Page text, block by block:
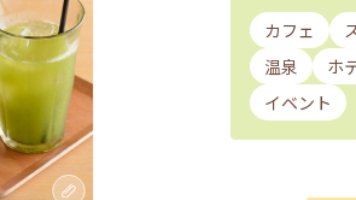
カフェ
温泉
ホ
イベント